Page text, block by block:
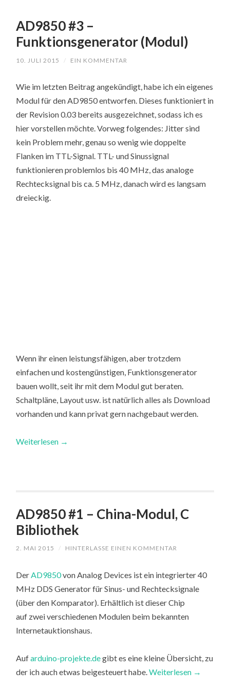
AD9850 #3 –
Funktionsgenerator (Modul)
10. JULI 2015 / EIN KOMMENTAR
Wie im letzten Beitrag angekündigt, habe ich ein eigenes
Modul für den AD9850 entworfen. Dieses funktioniert in
der Revision 0.03 bereits ausgezeichnet, sodass ich es
hier vorstellen möchte. Vorweg folgendes: Jitter sind
kein Problem mehr, genau so wenig wie doppelte
Flanken im TTL-Signal. TTL- und Sinussignal
funktionieren problemlos bis 40 MHz, das analoge
Rechtecksignal bis ca. 5 MHz, danach wird es langsam
dreieckig.
Wenn ihr einen leistungsfähigen, aber trotzdem
einfachen und kostengünstigen, Funktionsgenerator
bauen wollt, seit ihr mit dem Modul gut beraten.
Schaltpläne, Layout usw. ist natürlich alles als Download
vorhanden und kann privat gern nachgebaut werden.
Weiterlesen →
AD9850 #1 – China-Modul, C
Bibliothek
2. MAI 2015 / HINTERLASSE EINEN KOMMENTAR
Der AD9850von Analog Devices ist ein integrierter 40
MHz DDS Generator für Sinus- und Rechtecksignale
(über den Komparator). Erhältlich ist dieser Chip
auf zwei verschiedenen Modulen beim bekannten
Internetauktionshaus.
Aufarduino-projekte.degibt es eine kleine Übersicht, zu
der ich auch etwas beigesteuert habe.Weiterlesen →